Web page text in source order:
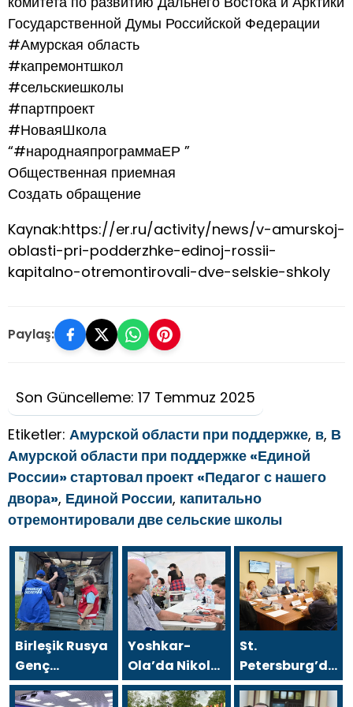
Государственной Думы Российской Федерации
#Амурская область
#капремонтшкол
#сельскиешколы
#партпроект
#НоваяШкола
“#народнаяпрограммаЕР ”
Общественная приемная
Создать обращение
Kaynak:https://er.ru/activity/news/v-amurskoj-
oblasti-pri-podderzhke-edinoj-rossii-
kapitalno-otremontirovali-dve-selskie-shkoly
Paylaş:
Son Güncelleme: 17 Temmuz 2025
Etiketler: Амурской области при поддержке, в, В
Амурской области при поддержке «Единой
России» стартовал проект «Педагог с нашего
двора», Единой России, капитально
отремонтировали две сельские школы
Birleşik Rusya
Genç
Muhafızları’ndan
Yoshkar-
Ola’da Nikolai
Valuev,
St.
Petersburg’da,
Birleşik Rusya